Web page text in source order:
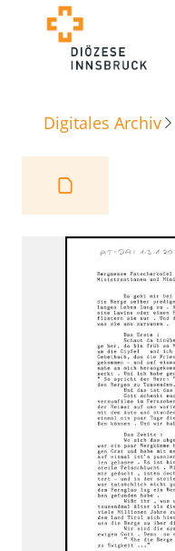
Digitales Archiv